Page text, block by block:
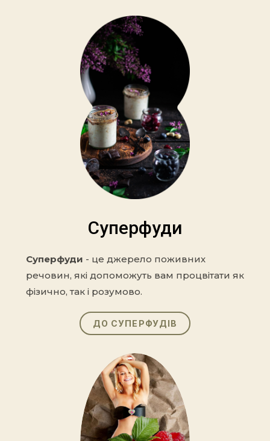
Суперфуди
Суперфуди - це джерело поживних
речовин, які допоможуть вам процвітати як
фізично, так і розумово.
ДО СУПЕРФУДІВ